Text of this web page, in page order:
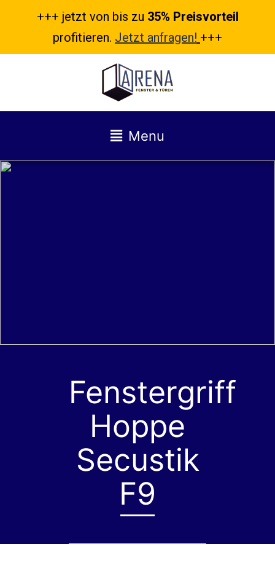
+++ jetzt von bis zu 35% Preisvorteil
profitieren. Jetzt anfragen! +++
Menu
Fenstergriff
Hoppe
Secustik
F9